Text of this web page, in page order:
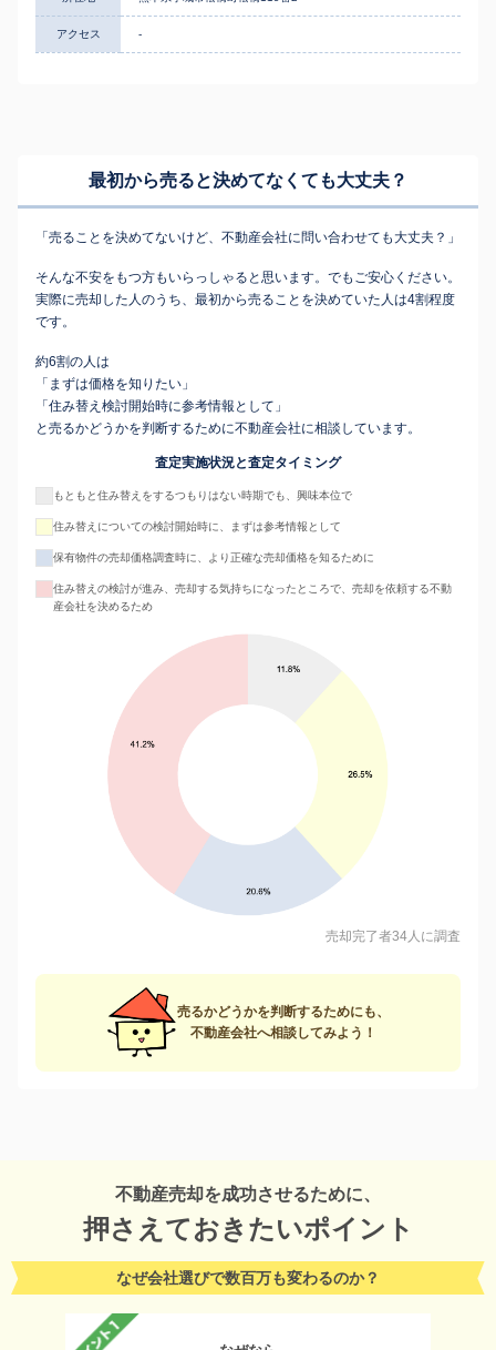
アクセス -
最初から売ると決めてなくても大丈夫？
「売ることを決めてないけど、不動産会社に問い合わせても大丈夫？」
そんな不安をもつ方もいらっしゃると思います。でもご安心ください。
実際に売却した人のうち、最初から売ることを決めていた人は4割程度
です。
約6割の人は
「まずは価格を知りたい」
「住み替え検討開始時に参考情報として」
と売るかどうかを判断するために不動産会社に相談しています。
査定実施状況と査定タイミング
もともと住み替えをするつもりはない時期でも、興味本位で
住み替えについての検討開始時に、まずは参考情報として
保有物件の売却価格調査時に、より正確な売却価格を知るために
住み替えの検討が進み、売却する気持ちになったところで、売却を依頼する不動
産会社を決めるため
売却完了者34人に調査
売るかどうかを判断するためにも、
不動産会社へ相談してみよう！
不動産売却を成功させるために、
押さえておきたいポイント
なぜ会社選びで数百万も変わるのか？